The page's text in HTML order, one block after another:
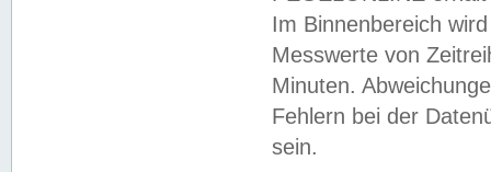
Im Binnenbereich
Messwerte von
Minuten.
Fehlern bei der
sein.